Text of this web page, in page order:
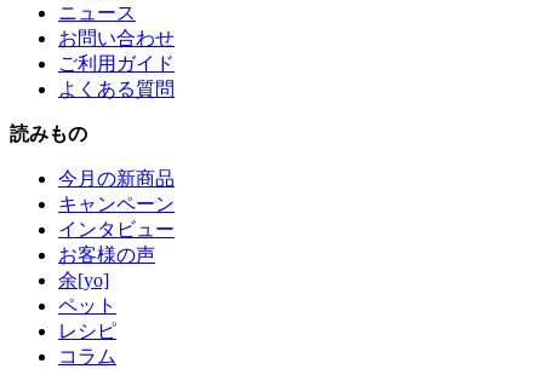
ニュース
お問い合わせ
ご利用ガイド
よくある質問
読みもの
今月の新商品
キャンペーン
インタビュー
お客様の声
余[yo]
ペット
レシピ
コラム